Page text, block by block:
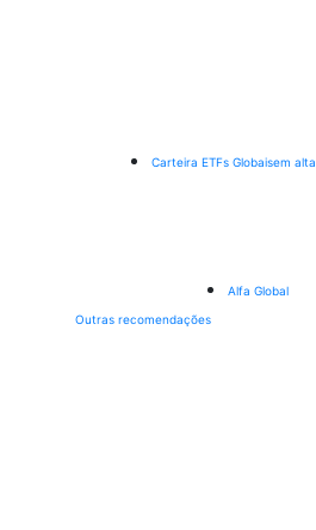
Carteira ETFs Globaisem alta
Alfa Global
Outras recomendações